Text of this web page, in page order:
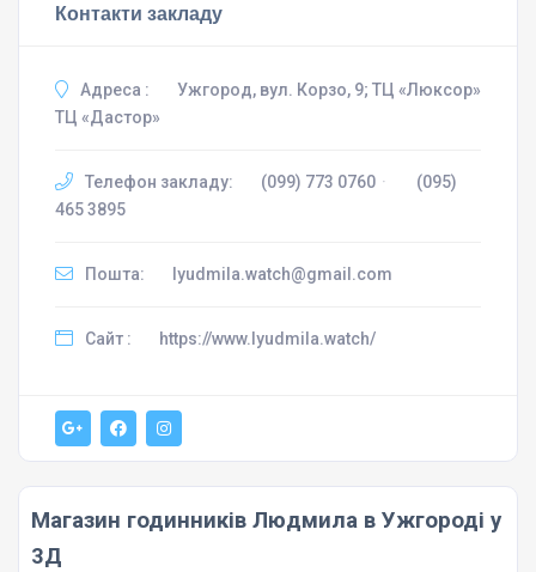
Контакти закладу
Адреса :
Ужгород, вул. Корзо, 9; ТЦ «Люксор»
ТЦ «Дастор»
Телефон закладу: (099) 773 0760 ·
(095)
465 3895
Пошта: lyudmila.watch@gmail.com
Сайт : https://www.lyudmila.watch/
Магазин годинників Людмила в Ужгороді у
3Д